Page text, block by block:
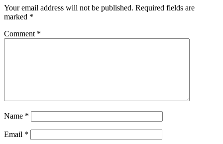
Your email address will not be published. Required fields are
marked *
Comment *
Name *
Email *